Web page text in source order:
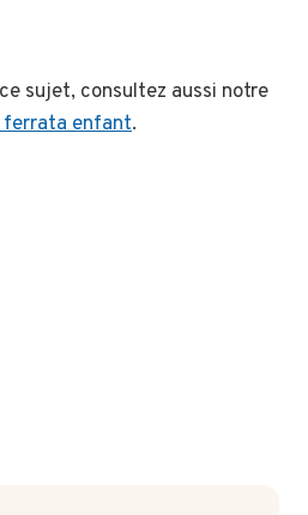
sujet, consultez aussi notre
enfant.